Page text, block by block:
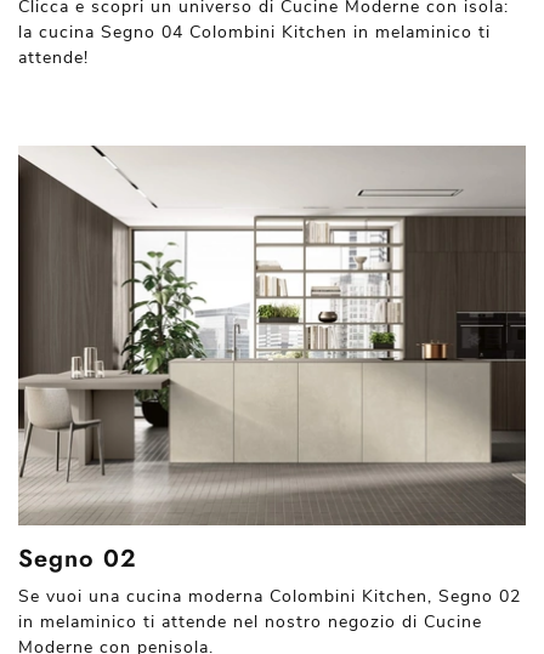
Clicca e scopri un universo di Cucine Moderne con isola:
la cucina Segno 04 Colombini Kitchen in melaminico ti
attende!
Segno 02
Se vuoi una cucina moderna Colombini Kitchen, Segno 02
in melaminico ti attende nel nostro negozio di Cucine
Moderne con penisola.